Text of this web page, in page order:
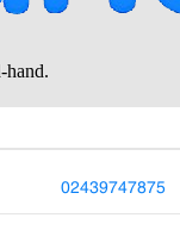
02439747875